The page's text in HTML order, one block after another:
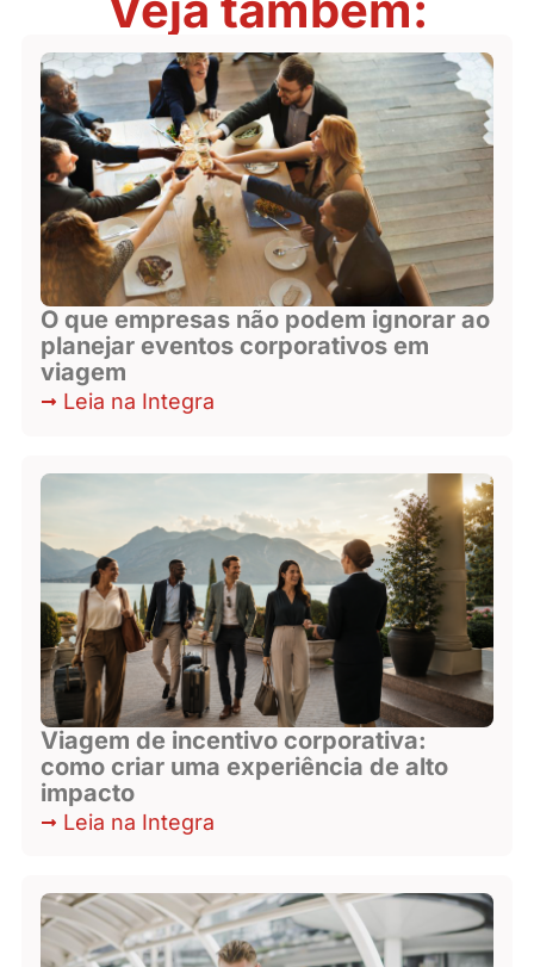
O que empresas não podem ignorar ao
planejar eventos corporativos em
viagem
Leia na Integra
Viagem de incentivo corporativa:
como criar uma experiência de alto
impacto
Leia na Integra